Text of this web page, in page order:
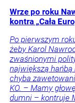
Wrze po roku
kontra „Cała
Po pierwszym
żeby Karol
zwaśnionymi
największą
chyba
KO. – Mamy
dumni – kontruje